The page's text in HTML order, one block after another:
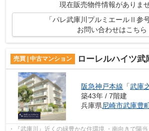
現在販売物件情報がありませ
「パレ武庫川プルミエールⅡ参
お問い合わせはこちら
売買 | 中古マンション ローレルハイツ武
阪急神戸本線 「武庫
築43年 / 7階建
兵庫県尼崎市武庫豊
・『武庫川』近くの緑豊かな住環境 ・南向きで陽